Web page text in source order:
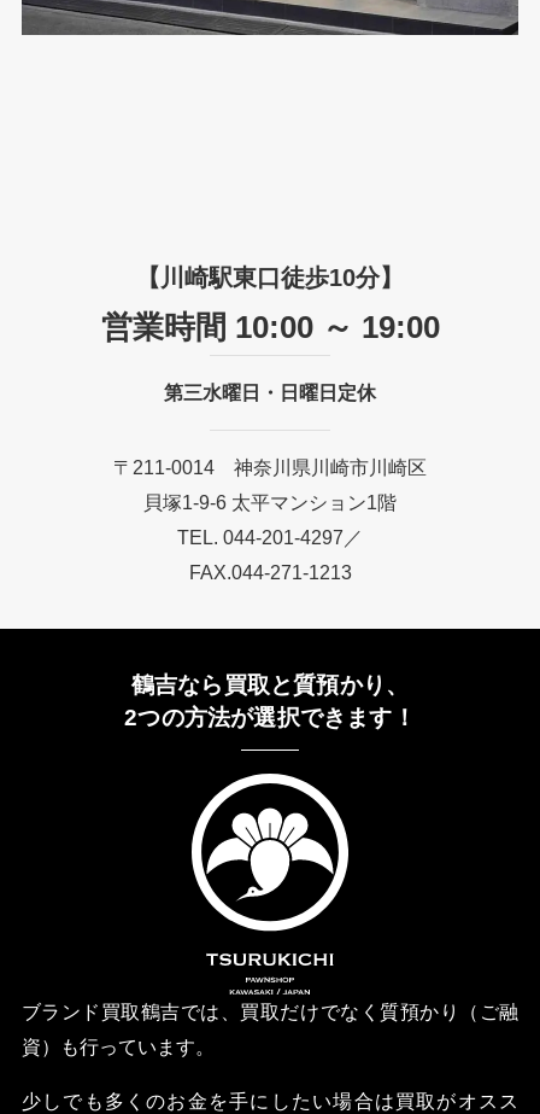
【川崎駅東口徒歩10分】
営業時間 10:00 ～ 19:00
第三水曜日・日曜日定休
〒211-0014 神奈川県川崎市川崎区
貝塚1-9-6 太平マンション1階
TEL. 044-201-4297／
FAX.044-271-1213
鶴吉なら買取と質預かり、
2つの方法が選択できます！
ブランド買取鶴吉では、買取だけでなく質預かり（ご融
資）も行っています。
少しでも多くのお金を手にしたい場合は買取がオスス